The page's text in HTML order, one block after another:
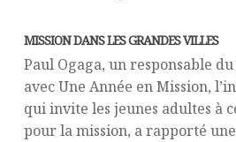
MISSION DANS LES GRANDES VILLES
Paul Ogaga, un responsable
avec Une Année en Mission,
qui invite les jeunes adultes à
pour la mission, a rapporté